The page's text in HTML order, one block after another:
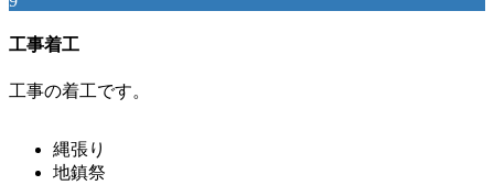
工事着工
工事の着工です。
縄張り
地鎮祭